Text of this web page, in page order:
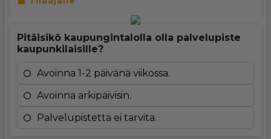
Pitäisikö kaupungintalolla olla palvelupiste
kaupunkilaisille?
Avoinna 1-2 päivänä viikossa.
Avoinna arkipäivisin.
Palvelupistettä ei tarvita.